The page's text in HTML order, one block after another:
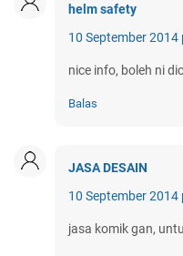
helm safety
10 September
nice info, boleh ni
Balas
JASA DESAIN
10 September 2014
jasa komik gan,